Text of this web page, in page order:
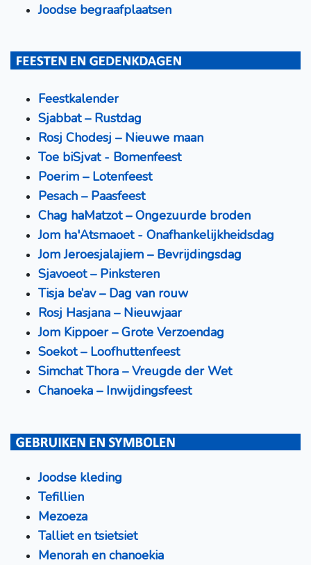
Joodse begraafplaatsen
Feestkalender
Sjabbat – Rustdag
Rosj Chodesj – Nieuwe maan
Toe biSjvat - Bomenfeest
Poerim – Lotenfeest
Pesach – Paasfeest
Chag haMatzot – Ongezuurde broden
Jom ha'Atsmaoet - Onafhankelijkheidsdag
Jom Jeroesjalajiem – Bevrijdingsdag
Sjavoeot – Pinksteren
Tisja be’av – Dag van rouw
Rosj Hasjana – Nieuwjaar
Jom Kippoer – Grote Verzoendag
Soekot – Loofhuttenfeest
Simchat Thora – Vreugde der Wet
Chanoeka – Inwijdingsfeest
Joodse kleding
Tefillien
Mezoeza
Talliet en tsietsiet
Menorah en chanoekia